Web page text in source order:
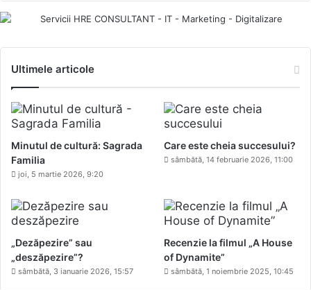
Ultimele articole
Minutul de cultură: Sagrada
Familia
joi, 5 martie 2026, 9:20
Care este cheia succesului?
sâmbătă, 14 februarie 2026, 11:00
„Dezăpezire” sau
„deszăpezire”?
sâmbătă, 3 ianuarie 2026, 15:57
Recenzie la filmul „A House
of Dynamite”
sâmbătă, 1 noiembrie 2025, 10:45